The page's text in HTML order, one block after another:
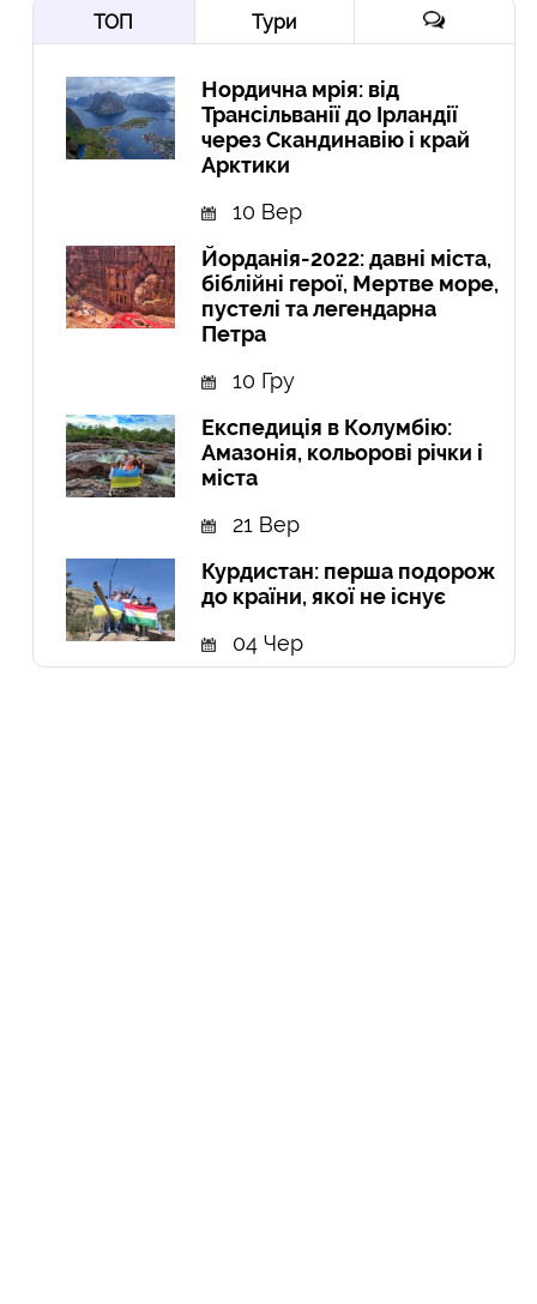
ТОП Тури
Нордична мрія: від
Трансільванії до Ірландії
через Скандинавію і край
Арктики
10 Вер
Йорданія-2022: давні міста,
біблійні герої, Мертве море,
пустелі та легендарна
Петра
10 Гру
Експедиція в Колумбію:
Амазонія, кольорові річки і
міста
21 Вер
Курдистан: перша подорож
до країни, якої не існує
04 Чер